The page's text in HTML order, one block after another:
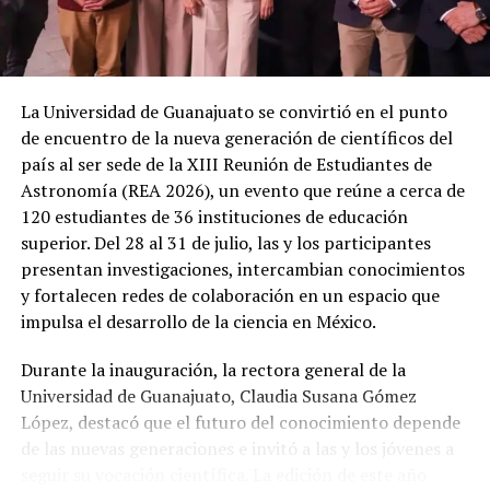
La Universidad de Guanajuato se convirtió en el punto
de encuentro de la nueva generación de científicos del
país al ser sede de la XIII Reunión de Estudiantes de
Astronomía (REA 2026), un evento que reúne a cerca de
120 estudiantes de 36 instituciones de educación
superior. Del 28 al 31 de julio, las y los participantes
presentan investigaciones, intercambian conocimientos
y fortalecen redes de colaboración en un espacio que
impulsa el desarrollo de la ciencia en México.
Durante la inauguración, la rectora general de la
Universidad de Guanajuato, Claudia Susana Gómez
López, destacó que el futuro del conocimiento depende
de las nuevas generaciones e invitó a las y los jóvenes a